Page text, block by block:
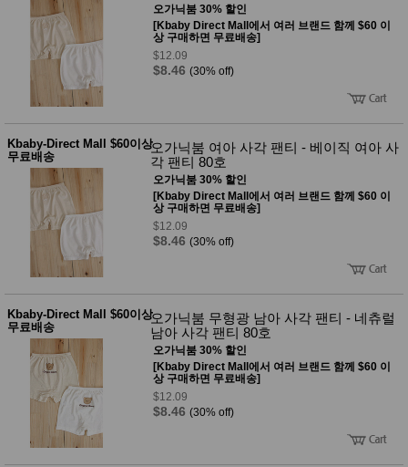
오가닉붐 30% 할인
[Kbaby Direct Mall에서 여러 브랜드 함께 $60 이
상 구매하면 무료배송]
$12.09
$8.46 (30% off)
Kbaby-Direct Mall $60이상
무료배송
오가닉붐 여아 사각 팬티 - 베이직 여아 사
각 팬티 80호
오가닉붐 30% 할인
[Kbaby Direct Mall에서 여러 브랜드 함께 $60 이
상 구매하면 무료배송]
$12.09
$8.46 (30% off)
Kbaby-Direct Mall $60이상
무료배송
오가닉붐 무형광 남아 사각 팬티 - 네츄럴
남아 사각 팬티 80호
오가닉붐 30% 할인
[Kbaby Direct Mall에서 여러 브랜드 함께 $60 이
상 구매하면 무료배송]
$12.09
$8.46 (30% off)